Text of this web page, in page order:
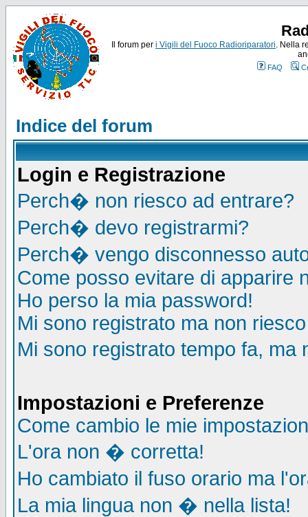
Il forum per i Vigili del Fuoco Radioriparatori. Nella
FAQ
Indice del forum
Login e Registrazione
Perch� non riesco ad entrare?
Perch� devo registrarmi?
Perch� vengo disconnesso
Come posso evitare di apparire
Ho perso la mia password!
Mi sono registrato ma non
Mi sono registrato tempo fa,
Impostazioni e Preferenze
Come cambio le mie
L'ora non � corretta!
Ho cambiato il fuso orario ma
La mia lingua non � nella lista!